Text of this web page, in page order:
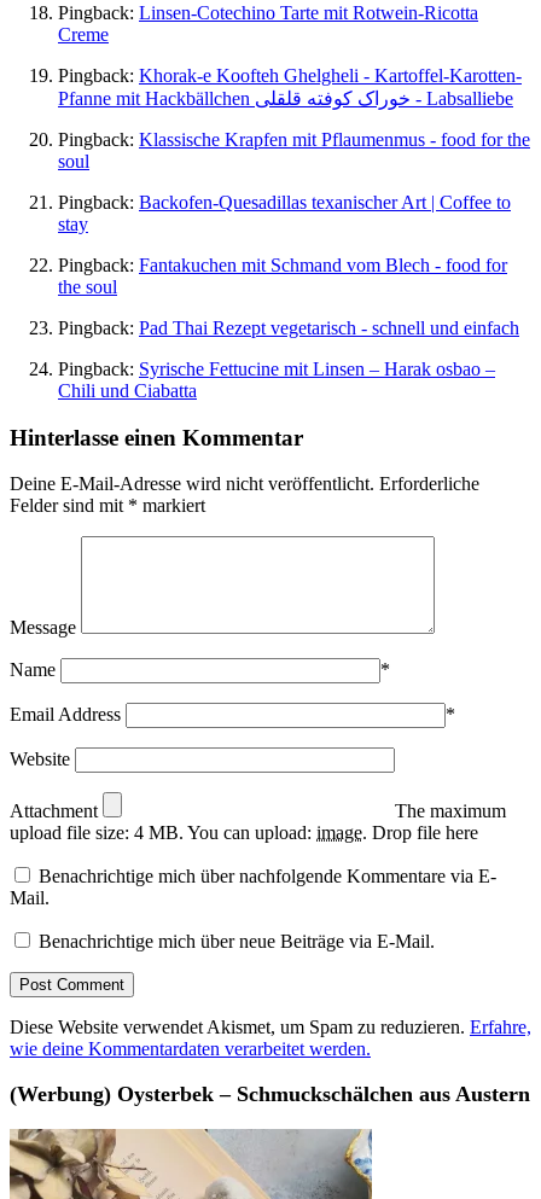
Pingback: Linsen-Cotechino Tarte mit Rotwein-Ricotta
Creme
Pingback: Khorak-e Koofteh Ghelgheli - Kartoffel-Karotten-
Pfanne mit Hackbällchen خوراک کوفته قلقلی - Labsalliebe
Pingback: Klassische Krapfen mit Pflaumenmus - food for the
soul
Pingback: Backofen-Quesadillas texanischer Art | Coffee to
stay
Pingback: Fantakuchen mit Schmand vom Blech - food for
the soul
Pingback: Pad Thai Rezept vegetarisch - schnell und einfach
Pingback: Syrische Fettucine mit Linsen – Harak osbao –
Chili und Ciabatta
Hinterlasse einen Kommentar
Deine E-Mail-Adresse wird nicht veröffentlicht. Erforderliche
Felder sind mit * markiert
Message
Name *
Email Address *
Website
Attachment
The maximum
upload file size: 4 MB. You can upload: image. Drop file here
Benachrichtige mich über nachfolgende Kommentare via E-
Mail.
Benachrichtige mich über neue Beiträge via E-Mail.
Diese Website verwendet Akismet, um Spam zu reduzieren. Erfahre,
wie deine Kommentardaten verarbeitet werden.
(Werbung) Oysterbek – Schmuckschälchen aus Austern